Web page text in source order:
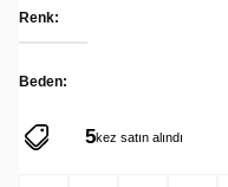
Renk:
Beden:
5kez satın alındı
149kez görüntülendi